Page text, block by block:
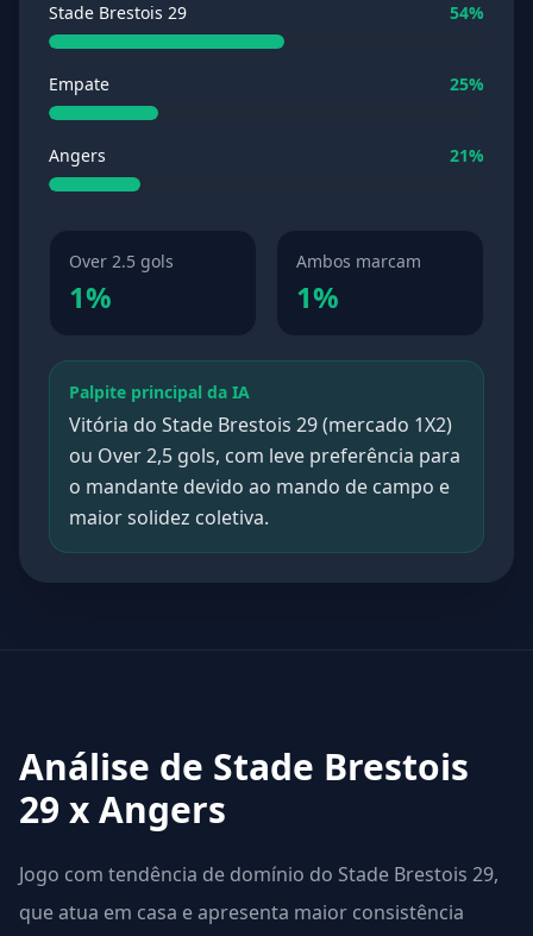
Stade Brestois 29 54%
Empate 25%
Angers 21%
Over 2.5 gols
1%
Ambos marcam
1%
Palpite principal da IA
Vitória do Stade Brestois 29 (mercado 1X2)
ou Over 2,5 gols, com leve preferência para
o mandante devido ao mando de campo e
maior solidez coletiva.
Análise de Stade Brestois
29 x Angers
Jogo com tendência de domínio do Stade Brestois 29,
que atua em casa e apresenta maior consistência